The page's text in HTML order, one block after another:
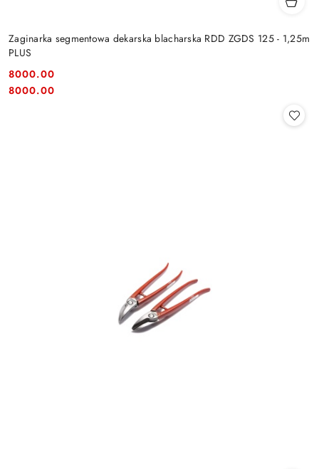
Zaginarka segmentowa dekarska blacharska RDD ZGDS 125 - 1,25m
PLUS
Cena:
8000.00
Cena:
8000.00